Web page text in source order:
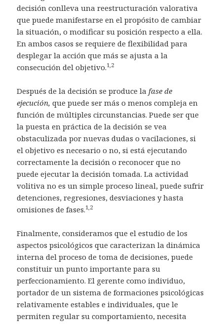
decisión conlleva una reestructuración valorativa
que puede manifestarse en el propósito de cambiar
la situación, o modificar su posición respecto a ella.
En ambos casos se requiere de flexibilidad para
desplegar la acción que más se ajusta a la
consecución del objetivo.1,2
Después de la decisión se produce lafase de
ejecución, que puede ser más o menos compleja en
función de múltiples circunstancias. Puede ser que
la puesta en práctica de la decisión se vea
obstaculizada por nuevas dudas o vacilaciones, si
el objetivo es necesario o no, si está ejecutando
correctamente la decisión o reconocer que no
puede ejecutar la decisión tomada. La actividad
volitiva no es un simple proceso lineal, puede sufrir
detenciones, regresiones, desviaciones y hasta
omisiones de fases.1,2
Finalmente, consideramos que el estudio de los
aspectos psicológicos que caracterizan la dinámica
interna del proceso de toma de decisiones, puede
constituir un punto importante para su
perfeccionamiento. El gerente como individuo,
portador de un sistema de formaciones psicológicas
relativamente estables e individuales, que le
permiten regular su comportamiento, necesita